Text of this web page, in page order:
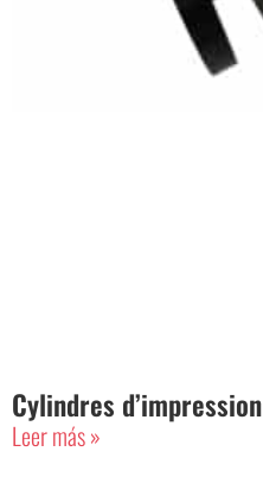
Cylindres d’impression
Leer más »